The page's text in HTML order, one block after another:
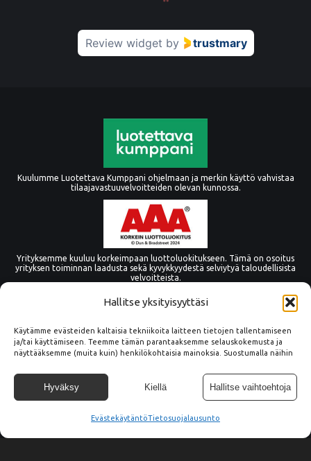
Hallitse yksityisyyttäsi
Käytämme evästeiden kaltaisia tekniikoita laitteen tietojen tallentamiseen
ja/tai käyttämiseen. Teemme tämän parantaaksemme selauskokemusta ja
näyttääksemme (muita kuin) henkilökohtaisia mainoksia. Suostumalla näihin
selauskäyttäytymistä tai yksilöllisiä tunnuksia. Suostumuksen epääminen tai
peruuttaminen voi vaikuttaa haitallisesti tiettyihin ominaisuuksiin ja
toimintoihin.
Hyväksy Kiellä Hallitse vaihtoehtoja
EvästekäytäntöTietosuojalausunto
Review widget by trustmary
Kuulumme Luotettava Kumppani ohjelmaan ja merkin käyttö vahvistaa
tilaajavastuuvelvoitteiden olevan kunnossa.
Yrityksemme kuuluu korkeimpaan luottoluokitukseen. Tämä on osoitus
yrityksen toiminnan laadusta sekä kyvykkyydestä selviytyä taloudellisista
velvoitteista.
© Copyright Tämmöne Oy